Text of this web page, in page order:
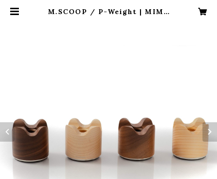
M.SCOOP / P-Weight | MIMA